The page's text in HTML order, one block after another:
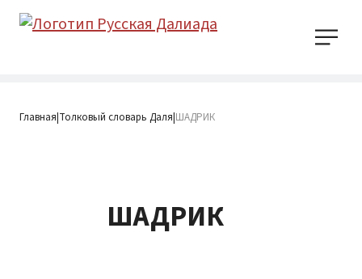
Главная|Толковый словарь Даля|ШАДРИК
ШАДРИК